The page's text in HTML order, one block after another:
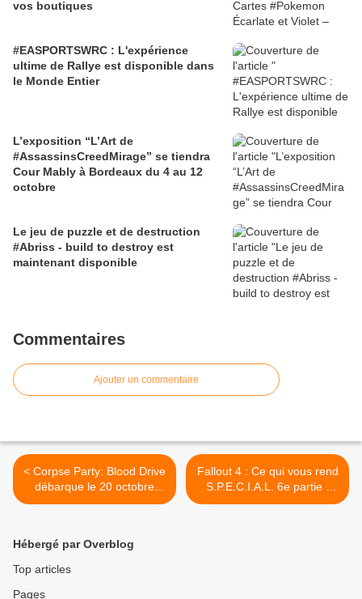
vos boutiques
#EASPORTSWRC : L'expérience
ultime de Rallye est disponible dans
le Monde Entier
L’exposition “L’Art de
#AssassinsCreedMirage” se tiendra
Cour Mably à Bordeaux du 4 au 12
octobre
Le jeu de puzzle et de destruction
#Abriss - build to destroy est
maintenant disponible
Commentaires
Ajouter un commentaire
< Corpse Party: Blood Drive
débarque le 20 octobre
2015
Fallout 4 : Ce qui vous rend
S.P.E.C.I.A.L. 6e partie :
AGILITÉ‏ >
Hébergé par Overblog
Top articles
Pages